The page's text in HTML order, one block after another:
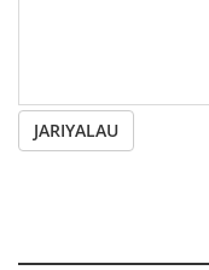
JARIYALAU